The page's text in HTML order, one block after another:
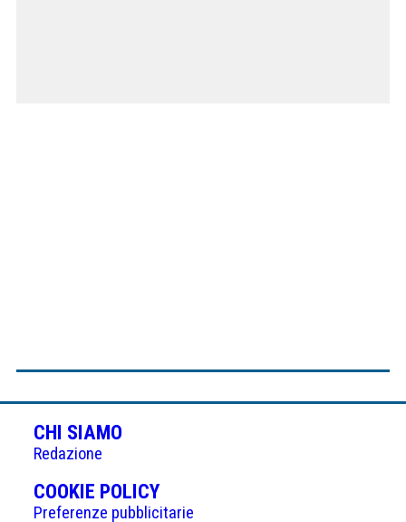
CHI SIAMO
Redazione
COOKIE POLICY(APRE
IN
Preferenze pubblicitarie